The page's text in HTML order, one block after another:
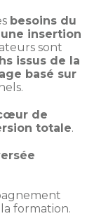
besoins du
insertion
sont
issus de la
basé sur
de
totale.
formation.